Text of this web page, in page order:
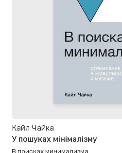
Кайл Чайка
У пошуках мінімалізму
В поисках минимализма